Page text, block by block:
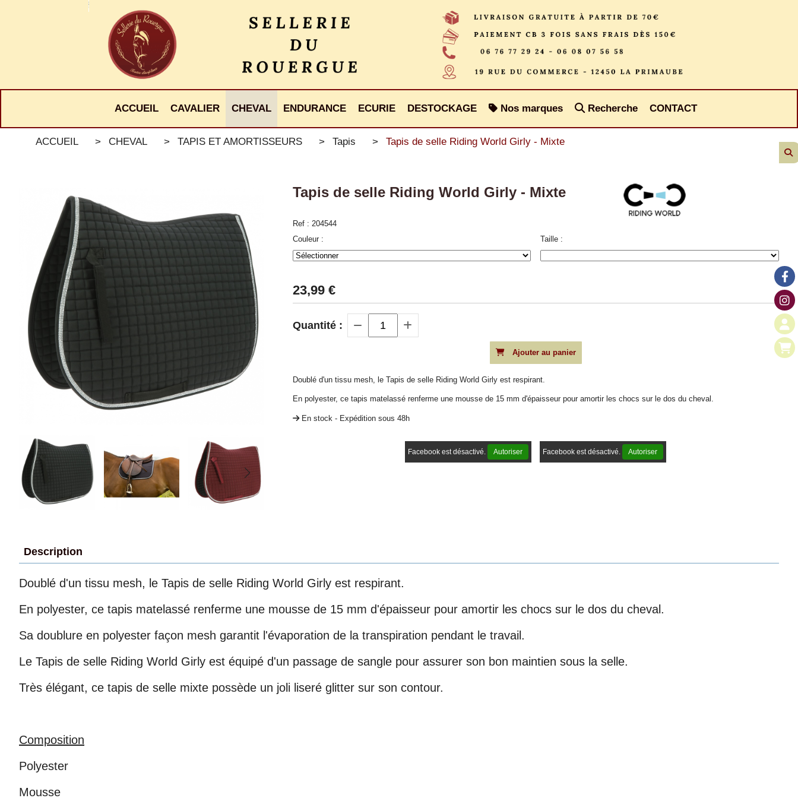
ACCUEIL CAVALIER CHEVAL ENDURANCE ECURIE DESTOCKAGE Nos marques Recherche CONTACT
ACCUEIL CHEVAL TAPIS ET AMORTISSEURS Tapis Tapis de selle Riding World Girly - Mixte
Tapis de selle Riding World Girly - Mixte
Ref : 204544
Couleur :
Taille :
23,99€
Quantité :
Ajouter au panier
Doublé d'un tissu mesh, le Tapis de selle Riding World Girly est respirant.
En polyester, ce tapis matelassé renferme une mousse de 15 mm d'épaisseur pour amortir les chocs sur le dos du cheval.
En stock - Expédition sous 48h
Facebook est désactivé. Autoriser Facebook est désactivé. Autoriser
Description
Doublé d'un tissu mesh, le Tapis de selle Riding World Girly est respirant.
En polyester, ce tapis matelassé renferme une mousse de 15 mm d'épaisseur pour amortir les chocs sur le dos du cheval.
Sa doublure en polyester façon mesh garantit l'évaporation de la transpiration pendant le travail.
Le Tapis de selle Riding World Girly est équipé d'un passage de sangle pour assurer son bon maintien sous la selle.
Très élégant, ce tapis de selle mixte possède un joli liseré glitter sur son contour.
Composition
Polyester
Mousse
Panneau de gestion des cookies